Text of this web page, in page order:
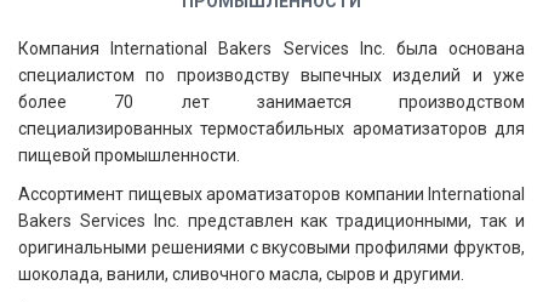
Компания International Bakers Services Inc. была основана
специалистом по производству выпечных изделий и уже
более 70 лет занимается производством
специализированных термостабильных ароматизаторов для
пищевой промышленности.
Ассортимент пищевых ароматизаторов компании International
Bakers Services Inc. представлен как традиционными, так и
оригинальными решениями с вкусовыми профилями фруктов,
шоколада, ванили, сливочного масла, сыров и другими.